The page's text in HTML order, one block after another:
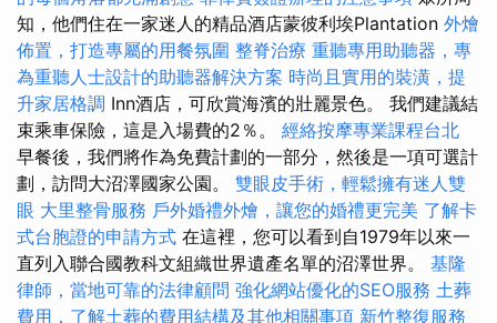
知，他們住在一家迷人的精品酒店蒙彼利埃Plantation 外燴
佈置，打造專屬的用餐氛圍 整脊治療 重聽專用助聽器，專
為重聽人士設計的助聽器解決方案 時尚且實用的裝潢，提
升家居格調 Inn酒店，可欣賞海濱的壯麗景色。 我們建議結
束乘車保險，這是入場費的2％。 經絡按摩專業課程台北
早餐後，我們將作為免費計劃的一部分，然後是一項可選計
劃，訪問大沼澤國家公園。 雙眼皮手術，輕鬆擁有迷人雙
眼 大里整骨服務 戶外婚禮外燴，讓您的婚禮更完美 了解卡
式台胞證的申請方式 在這裡，您可以看到自1979年以來一
直列入聯合國教科文組織世界遺產名單的沼澤世界。 基隆
律師，當地可靠的法律顧問 強化網站優化的SEO服務 土葬
費用，了解土葬的費用結構及其他相關事項 新竹整復服務